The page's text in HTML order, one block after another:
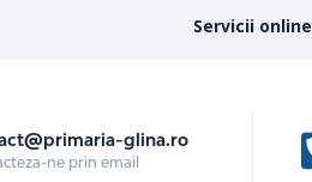
Servicii online
glina.ro
ne prin email